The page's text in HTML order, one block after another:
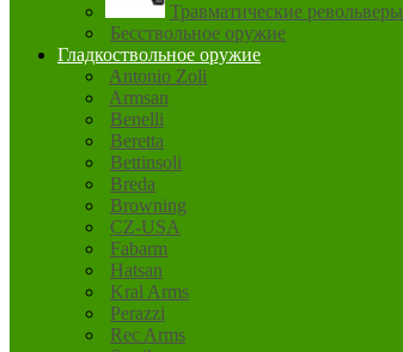
Травматические револьверы
Бесствольное оружие
Гладкоствольное оружие
Antonio Zoli
Armsan
Benelli
Beretta
Bettinsoli
Breda
Browning
CZ-USA
Fabarm
Hatsan
Kral Arms
Perazzi
Rec Arms